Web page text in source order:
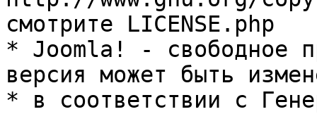
смотрите LICENSE.php
* Joomla! - свободное
версия может быть
* в соответствии с